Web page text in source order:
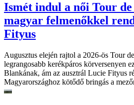
Ismét indul a női Tour
magyar felmenőkkel
Fityus
Augusztus elején rajtol a 2026-ös Tour
legrangosabb kerékpáros körversenyen
Blankának, ám az ausztrál Lucie Fityus
Magyarországhoz kötődő bringás a